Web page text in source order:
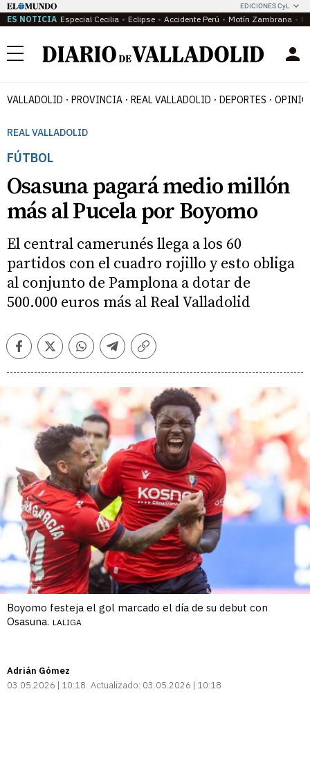
EDICIONES CyL
ES NOTICIA Especial Cecilia Eclipse Accidente Perú Motín Zambrana
Menú
VALLADOLID PROVINCIA REAL VALLADOLID DEPORTES
REAL VALLADOLID
FÚTBOL
Osasuna pagará medio millón
más al Pucela por Boyomo
El central camerunés llega a los 60
partidos con el cuadro rojillo y esto obliga
al conjunto de Pamplona a dotar de
500.000 euros más al Real Valladolid
FacebookTwitterWhatsappTelegramCopiar
Boyomo festeja el gol marcado el día de su debut con
Osasuna. LALIGA
Adrián Gómez
03.05.2026 | 10:18 Actualizado: 03.05.2026 | 10:18